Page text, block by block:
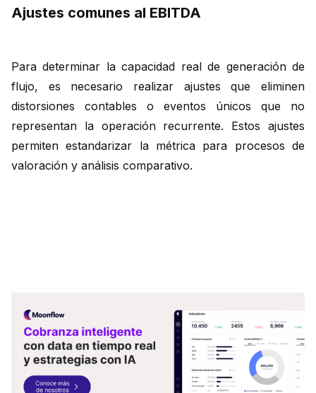
Ajustes comunes al EBITDA
Para determinar la capacidad real de generación de
flujo, es necesario realizar ajustes que eliminen
distorsiones contables o eventos únicos que no
representan la operación recurrente. Estos ajustes
permiten estandarizar la métrica para procesos de
valoración y análisis comparativo.